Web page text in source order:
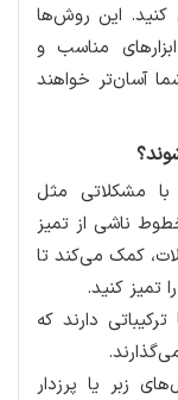
کنید. این روش‌ها
مناسب و
آسان‌تر خواهند
مشکلاتی مثل
ناشی از تمیز
کمک می‌کند تا
تمیز کنید.
دارند که
زبر یا پرزدار